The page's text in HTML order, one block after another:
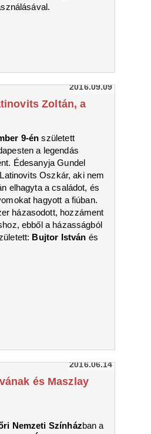
2016.09.09
Zoltán, a
9-én született
a legendás
Édesanyja Gundel
Oszkár, aki nem
elhagyta a családot, és
hagyott a fiúban.
házasodott, hozzáment
ebből a házasságból
Bujtor István és
2016.06.14
és Maszlay
Nemzeti Színházban a